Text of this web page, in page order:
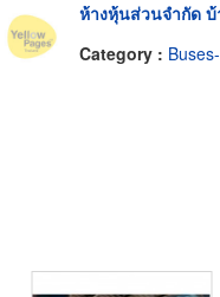
ห้างหุ้นส่วนจำกัด บ้
Category :